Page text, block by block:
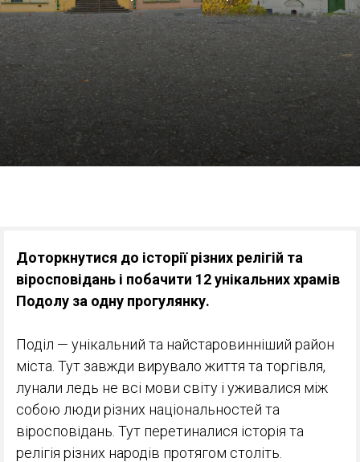
Доторкнутися до історії різних релігій та
віросповідань і побачити 12 унікальних храмів
Подолу за одну прогулянку.
Поділ — унікальний та найстаровинніший район
міста. Тут завжди вирувало життя та торгівля,
лунали ледь не всі мови світу і уживалися між
собою люди різних національностей та
віросповідань. Тут перетиналися історія та
релігія різних народів протягом століть.